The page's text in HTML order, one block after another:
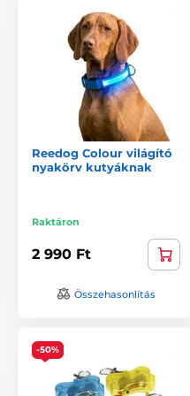
Reedog Colour világító
nyakörv kutyáknak
Raktáron
2 990 Ft
Összehasonlítás
-50%